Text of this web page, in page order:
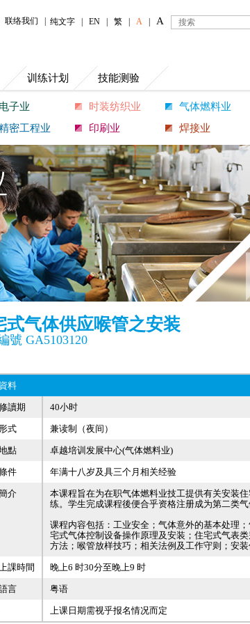
联络我们 纯文字 EN 繁 A A
训练计划 技能测验
电子业 时装纺织业
气体燃料业
密工程业 印刷业 焊接业
式气体供应喉管之安装
號 GA5103120
料
讀期 40小时
式 兼读制（夜间）
點 卓越培训发展中心(气体燃料业)
件 年满十八岁及具三个月相关经验
介
本课程旨在为在职气体燃料业技工提供有关安装
练。学生完成课程後便合乎资格注册成为第二类气
课程内容包括：工业安全；气体意外的基本处理
宅式气体控制设备操作原理及安装；住宅式气表
方法；喉管放样技巧；相关法例及工作守则；安装
課時間 晚上6 时30分至晚上9 时
言 粤语
上课日期需视乎报名情况而定